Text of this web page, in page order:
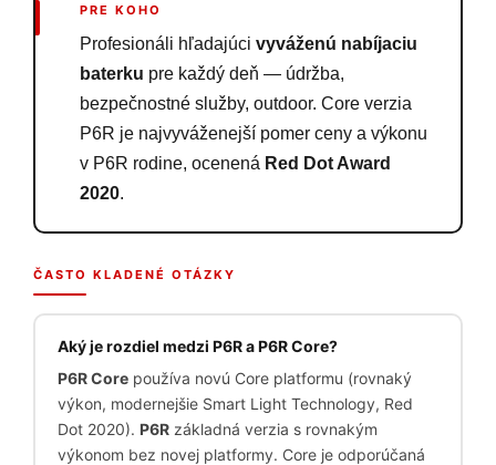
PRE KOHO
Profesionáli hľadajúci vyváženú nabíjaciu
baterku pre každý deň — údržba,
bezpečnostné služby, outdoor. Core verzia
P6R je najvyváženejší pomer ceny a výkonu
v P6R rodine, ocenená Red Dot Award
2020.
ČASTO KLADENÉ OTÁZKY
Aký je rozdiel medzi P6R a P6R Core?
P6R Corepoužíva novú Core platformu (rovnaký
výkon, modernejšie Smart Light Technology, Red
Dot 2020). P6Rzákladná verzia s rovnakým
výkonom bez novej platformy. Core je odporúčaná